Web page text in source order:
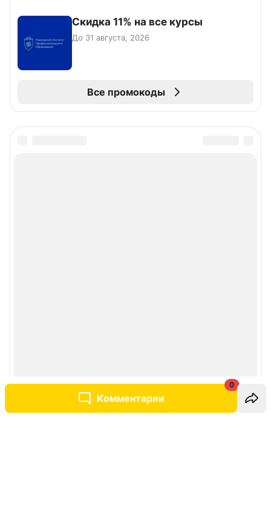
Комментарии
0
Скидка 11% на все курсы
До 31 августа, 2026
Все промокоды